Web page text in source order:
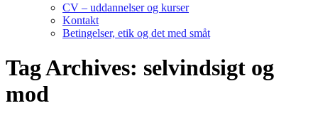
CV – uddannelser og kurser
Kontakt
Betingelser, etik og det med småt
Tag Archives: selvindsigt og
mod